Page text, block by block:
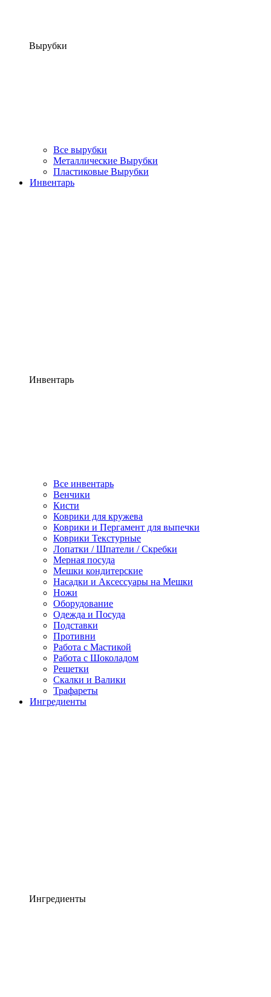
Вырубки
Все вырубки
Металлические Вырубки
Пластиковые Вырубки
Инвентарь
Инвентарь
Все инвентарь
Венчики
Кисти
Коврики для кружева
Коврики и Пергамент для выпечки
Коврики Текстурные
Лопатки / Шпатели / Скребки
Мерная посуда
Мешки кондитерские
Насадки и Аксессуары на Мешки
Ножи
Оборудование
Одежда и Посуда
Подставки
Противни
Работа с Мастикой
Работа с Шоколадом
Решетки
Скалки и Валики
Трафареты
Ингредиенты
Ингредиенты